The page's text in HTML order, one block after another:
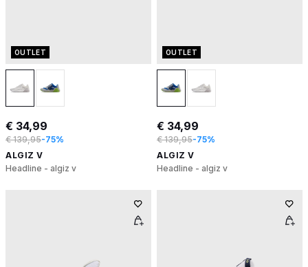
OUTLET
€ 34,99
€ 139,95-75%
ALGIZ V
Headline - algiz v
OUTLET
€ 34,99
€ 139,95-75%
ALGIZ V
Headline - algiz v